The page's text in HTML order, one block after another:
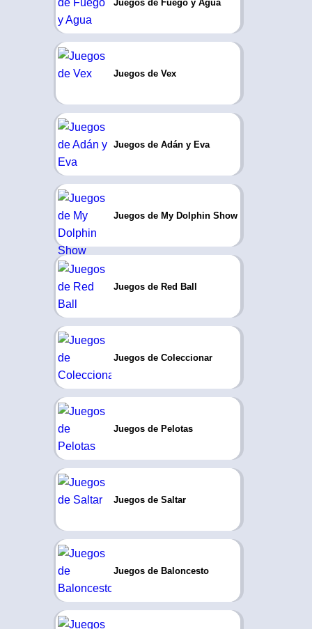
Juegos de Fuego y Agua
Juegos de Vex
Juegos de Adán y Eva
Juegos de My Dolphin Show
Juegos de Red Ball
Juegos de Coleccionar
Juegos de Pelotas
Juegos de Saltar
Juegos de Baloncesto